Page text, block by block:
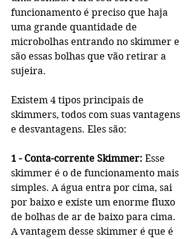
funcionamento é preciso que haja
uma grande quantidade de
microbolhas entrando no skimmer e
são essas bolhas que vão retirar a
sujeira.
Existem 4 tipos principais de
skimmers, todos com suas vantagens
e desvantagens. Eles são:
1 - Conta-corrente Skimmer: Esse
skimmer é o de funcionamento mais
simples. A água entra por cima, sai
por baixo e existe um enorme fluxo
de bolhas de ar de baixo para cima.
A vantagem desse skimmer é que é